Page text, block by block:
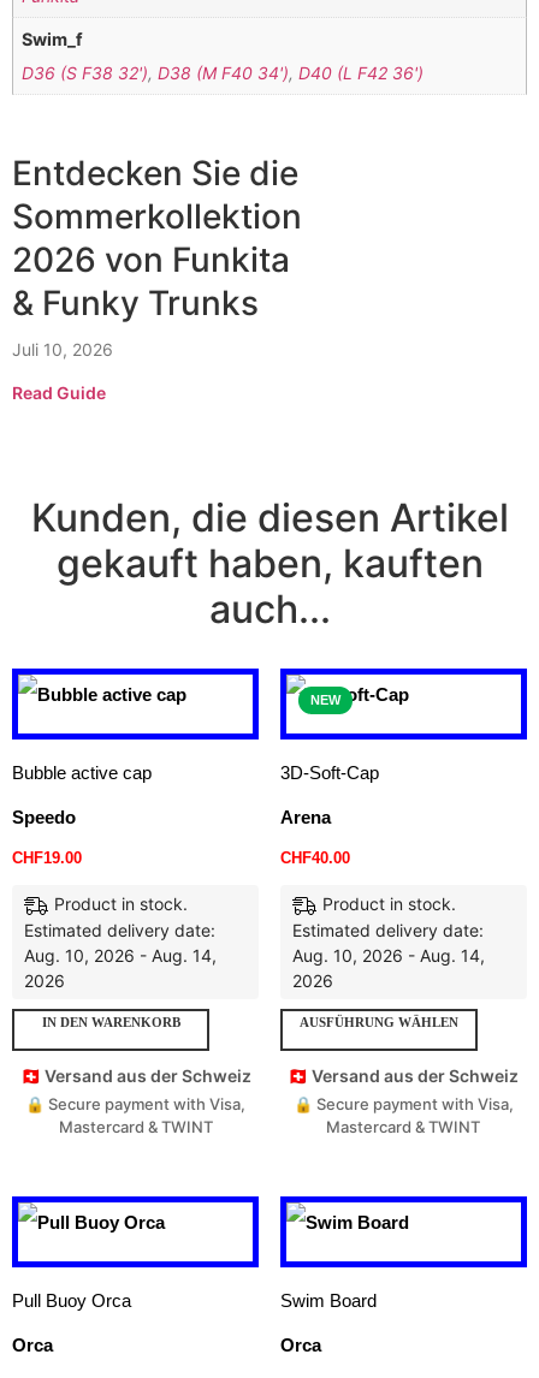
Swim_f
D36 (S F38 32'),D38 (M F40 34'),D40 (L F42 36')
Entdecken Sie die
Sommerkollektion
2026 von Funkita
& Funky Trunks
Juli 10, 2026
Read Guide
Kunden, die diesen Artikel
gekauft haben, kauften
auch...
Bubble active cap
Speedo
CHF19.00
Product in stock.
Estimated delivery date:
Aug. 10, 2026 - Aug. 14,
2026
IN DEN WARENKORB
🇨🇭 Versand aus der Schweiz
🔒 Secure payment with Visa,
Mastercard & TWINT
NEW
3D-Soft-Cap
Arena
CHF40.00
Product in stock.
Estimated delivery date:
Aug. 10, 2026 - Aug. 14,
2026
AUSFÜHRUNG WÄHLEN
🇨🇭 Versand aus der Schweiz
🔒 Secure payment with Visa,
Mastercard & TWINT
Pull Buoy Orca
Orca
Swim Board
Orca